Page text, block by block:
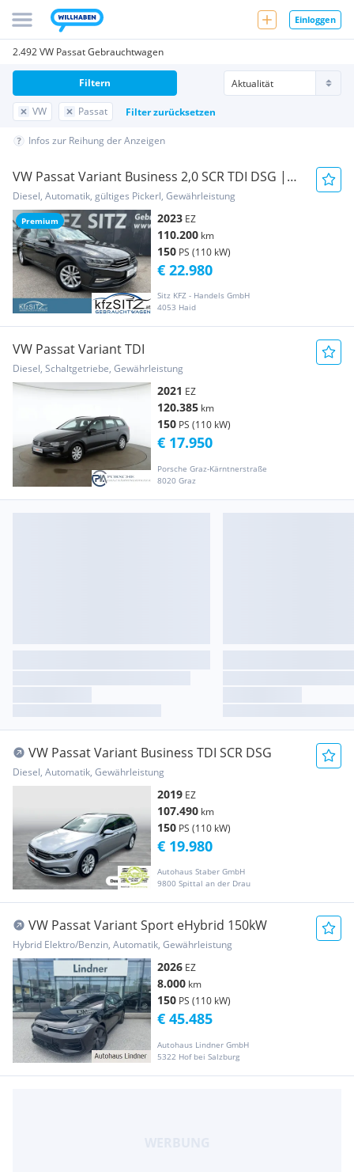
Einloggen
2.492 VW Passat Gebrauchtwagen
VW Passat Filter zurücksetzen
Filtern
Infos zur Reihung der Anzeigen
Premium
VW Passat Variant Business 2,0 SCR TDI DSG |
NP: €...
Diesel, Automatik, gültiges Pickerl, Gewährleistung
2023 EZ
110.200 km
150 PS (110 kW)
Sitz KFZ - Handels GmbH
4053 Haid
€ 22.980
VW Passat Variant TDI
Diesel, Schaltgetriebe, Gewährleistung
2021 EZ
120.385 km
150 PS (110 kW)
Porsche Graz-Kärntnerstraße
8020 Graz
€ 17.950
VW Passat Variant Business TDI SCR DSG
Diesel, Automatik, Gewährleistung
2019 EZ
107.490 km
150 PS (110 kW)
Autohaus Staber GmbH
9800 Spittal an der Drau
€ 19.980
VW Passat Variant Sport eHybrid 150kW
Hybrid Elektro/Benzin, Automatik, Gewährleistung
2026 EZ
8.000 km
150 PS (110 kW)
Autohaus Lindner GmbH
5322 Hof bei Salzburg
€ 45.485